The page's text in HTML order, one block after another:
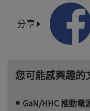
分享
您可能感興趣的
GaN/HHC 推動